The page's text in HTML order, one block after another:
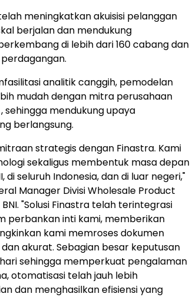
meningkatkan akuisisi pelanggan
berjalan dan mendukung
di lebih dari 160 cabang dan
analitik canggih, pemodelan
mudah dengan mitra perusahaan
sehingga mendukung upaya
berlangsung.
strategis dengan Finastra. Kami
sekaligus membentuk masa depan
di seluruh Indonesia, dan di luar negeri,"
Manager Divisi Wholesale Product
"Solusi Finastra telah terintegrasi
perbankan inti kami, memberikan
kami memroses dokumen
akurat. Sebagian besar keputusan
sehingga memperkuat pengalaman
otomatisasi telah jauh lebih
dan menghasilkan efisiensi yang